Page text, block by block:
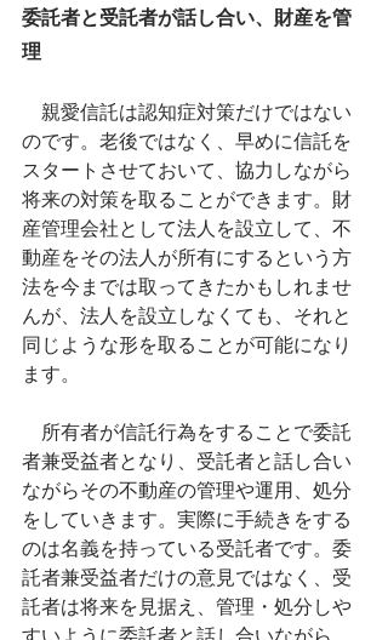
委託者と受託者が話し合い、財産を管
理
親愛信託は認知症対策だけではない
のです。老後ではなく、早めに信託を
スタートさせておいて、協力しながら
将来の対策を取ることができます。財
産管理会社として法人を設立して、不
動産をその法人が所有にするという方
法を今までは取ってきたかもしれませ
んが、法人を設立しなくても、それと
同じような形を取ることが可能になり
ます。
所有者が信託行為をすることで委託
者兼受益者となり、受託者と話し合い
ながらその不動産の管理や運用、処分
をしていきます。実際に手続きをする
のは名義を持っている受託者です。委
託者兼受益者だけの意見ではなく、受
託者は将来を見据え、管理・処分しや
すいように委託者と話し合いながら、